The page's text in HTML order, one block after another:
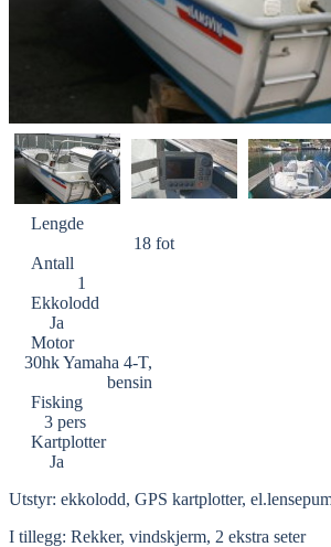
Lengde
18 fot
Antall
1
Ekkolodd
Ja
Motor
30hk Yamaha 4-T,
bensin
Fisking
3 pers
Kartplotter
Ja
Utstyr: ekkolodd, GPS kartplotter,
I tillegg: Rekker, vindskjerm, 2 ekstra seter